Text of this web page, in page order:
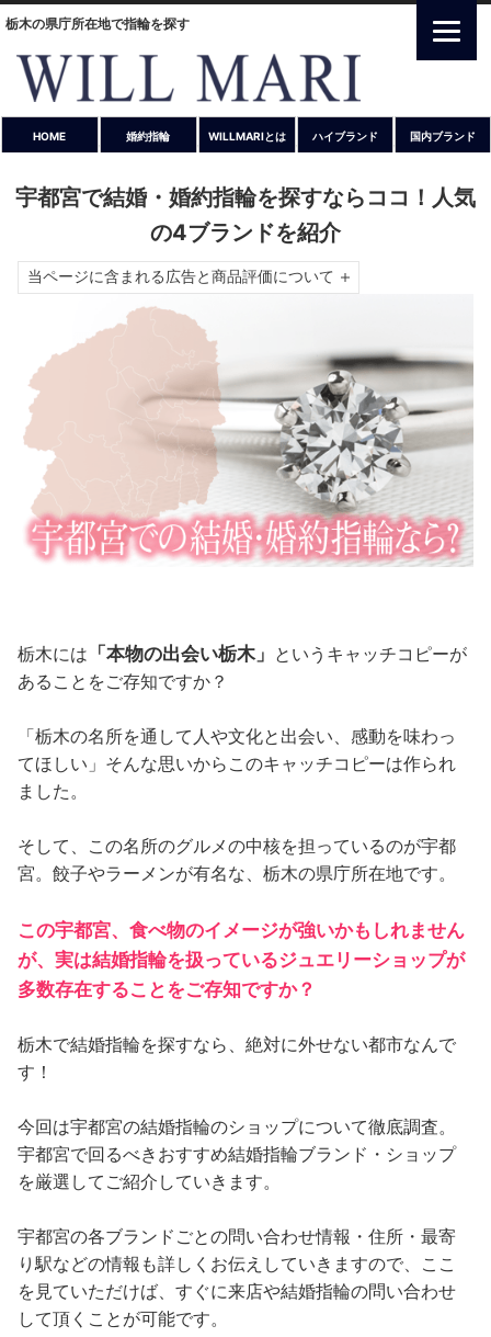
栃木の県庁所在地で指輪を探す
HOME 婚約指輪 WILLMARIとは ハイブランド 国内ブランド
宇都宮で結婚・婚約指輪を探すならココ！人気
の4ブランドを紹介
当ページに含まれる広告と商品評価について
栃木には 「本物の出会い栃木」 というキャッチコピーが
あることをご存知ですか？
「栃木の名所を通して人や文化と出会い、感動を味わっ
てほしい」そんな思いからこのキャッチコピーは作られ
ました。
そして、この名所のグルメの中核を担っているのが宇都
宮。餃子やラーメンが有名な、栃木の県庁所在地です。
この宇都宮、食べ物のイメージが強いかもしれません
が、実は結婚指輪を扱っているジュエリーショップが
多数存在することをご存知ですか？
栃木で結婚指輪を探すなら、絶対に外せない都市なんで
す！
今回は宇都宮の結婚指輪のショップについて徹底調査。
宇都宮で回るべきおすすめ結婚指輪ブランド・ショップ
を厳選してご紹介していきます。
宇都宮の各ブランドごとの問い合わせ情報・住所・最寄
り駅などの情報も詳しくお伝えしていきますので、ここ
を見ていただけば、すぐに来店や結婚指輪の問い合わせ
して頂くことが可能です。